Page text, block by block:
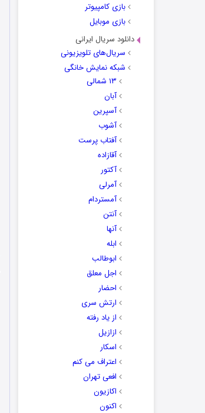
بازی کامپیوتر
بازی موبایل
دانلود سریال ایرانی
سریال‌های تلویزیونی
شبکه نمایش خانگی
۱۳ شمالی
آبان
آسپرین
آشوب
آفتاب پرست
آقازاده
آکتور
آمرلی
آمستردام
آنتن
آنها
ابله
ابوطالب
اجل معلق
احضار
ارتش سری
از یاد رفته
ازازیل
اسکار
اعتراف می کنم
افعی تهران
اکازیون
اکنون